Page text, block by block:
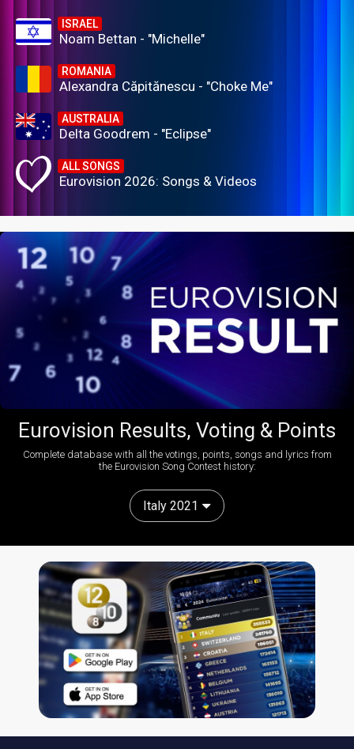
ISRAEL
Noam Bettan - "Michelle"
ROMANIA
Alexandra Căpitănescu - "Choke Me"
AUSTRALIA
Delta Goodrem - "Eclipse"
ALL SONGS
Eurovision 2026: Songs & Videos
Eurovision Results, Voting & Points
Complete database with all the votings, points, songs and lyrics from
the Eurovision Song Contest history:
Italy 2021